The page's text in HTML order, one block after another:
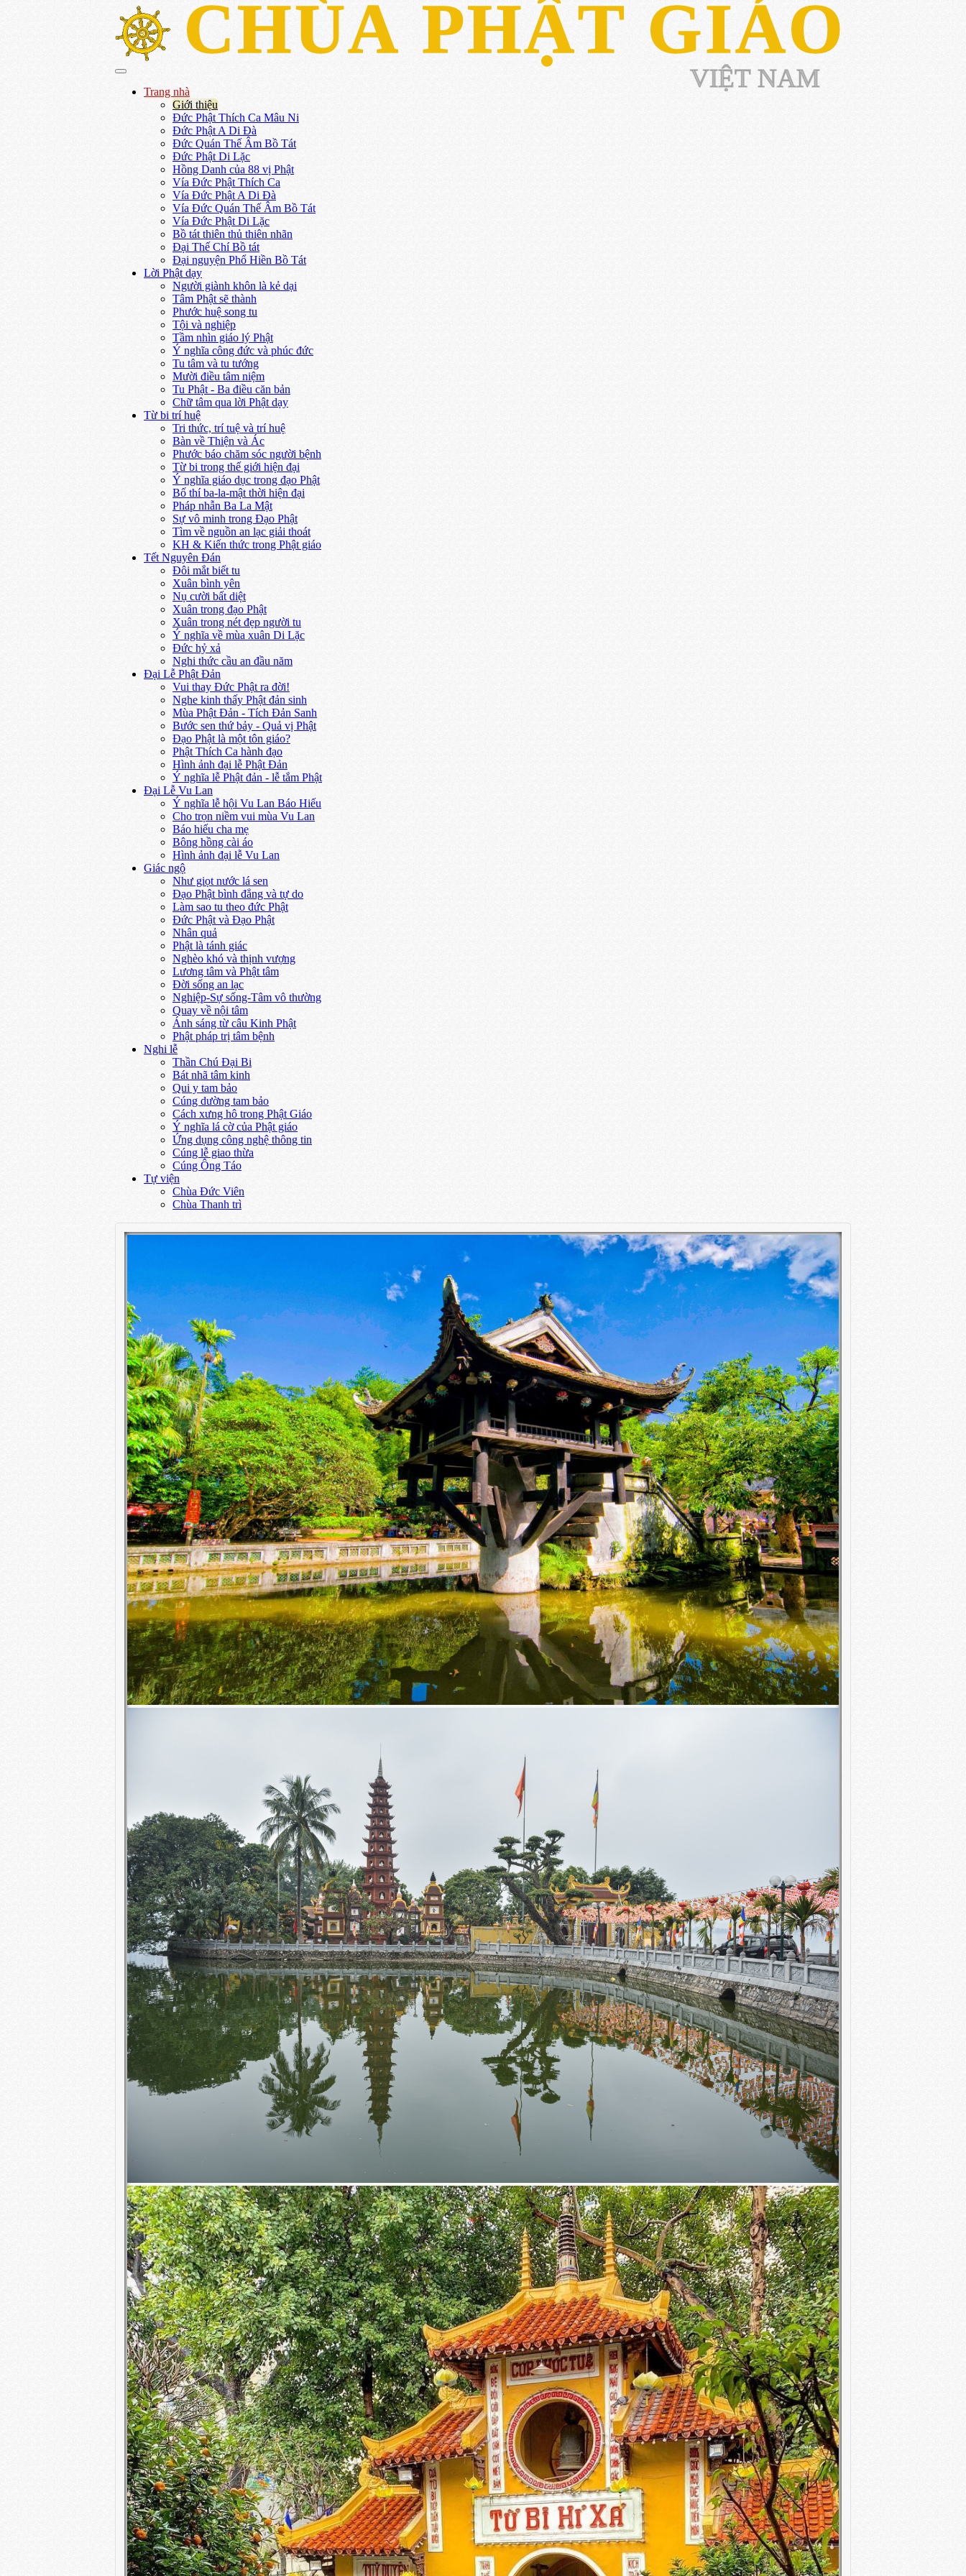
CHÙA PHẬT GIÁO
VIỆT NAM
Trang nhà
Giới thiệu
Đức Phật Thích Ca Mâu Ni
Đức Phật A Di Đà
Đức Quán Thế Âm Bồ Tát
Đức Phật Di Lặc
Hồng Danh của 88 vị Phật
Vía Đức Phật Thích Ca
Vía Đức Phật A Di Đà
Vía Đức Quán Thế Âm Bồ Tát
Vía Đức Phật Di Lặc
Bồ tát thiên thủ thiên nhãn
Đại Thế Chí Bồ tát
Đại nguyện Phổ Hiền Bồ Tát
Lời Phật dạy
Người giành khôn là kẻ dại
Tâm Phật sẽ thành
Phước huệ song tu
Tội và nghiệp
Tầm nhìn giáo lý Phật
Ý nghĩa công đức và phúc đức
Tu tâm và tu tướng
Mười điều tâm niệm
Tu Phật - Ba điều căn bản
Chữ tâm qua lời Phật dạy
Từ bi trí huệ
Tri thức, trí tuệ và trí huệ
Bàn về Thiện và Ác
Phước báo chăm sóc người bệnh
Từ bi trong thế giới hiện đại
Ý nghĩa giáo dục trong đạo Phật
Bố thí ba-la-mật thời hiện đại
Pháp nhẫn Ba La Mật
Sự vô minh trong Đạo Phật
Tìm về nguồn an lạc giải thoát
KH & Kiến thức trong Phật giáo
Tết Nguyên Đán
Đôi mắt biết tu
Xuân bình yên
Nụ cười bất diệt
Xuân trong đạo Phật
Xuân trong nét đẹp người tu
Ý nghĩa về mùa xuân Di Lặc
Đức hỷ xả
Nghi thức cầu an đầu năm
Đại Lễ Phật Đản
Vui thay Đức Phật ra đời!
Nghe kinh thấy Phật đản sinh
Mùa Phật Đản - Tích Đản Sanh
Bước sen thứ bảy - Quả vị Phật
Đạo Phật là một tôn giáo?
Phật Thích Ca hành đạo
Hình ảnh đại lễ Phật Đản
Ý nghĩa lễ Phật đản - lễ tắm Phật
Đại Lễ Vu Lan
Ý nghĩa lễ hội Vu Lan Báo Hiếu
Cho trọn niềm vui mùa Vu Lan
Báo hiếu cha mẹ
Bông hồng cài áo
Hình ảnh đại lễ Vu Lan
Giác ngộ
Như giọt nước lá sen
Đạo Phật bình đẳng và tự do
Làm sao tu theo đức Phật
Đức Phật và Đạo Phật
Nhân quả
Phật là tánh giác
Nghèo khó và thịnh vượng
Lương tâm và Phật tâm
Đời sống an lạc
Nghiệp-Sự sống-Tâm vô thường
Quay về nội tâm
Ánh sáng từ câu Kinh Phật
Phật pháp trị tâm bệnh
Nghi lễ
Thần Chú Đại Bi
Bát nhã tâm kinh
Qui y tam bảo
Cúng dường tam bảo
Cách xưng hô trong Phật Giáo
Ý nghĩa lá cờ của Phật giáo
Ứng dụng công nghệ thông tin
Cúng lễ giao thừa
Cúng Ông Táo
Tự viện
Chùa Đức Viên
Chùa Thanh trì